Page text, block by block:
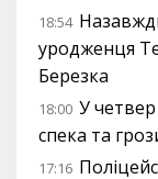
18:54
уродженця
Березка
18:00 У
спека та
17:16